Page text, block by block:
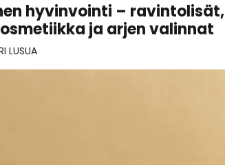
hyvinvointi – ravintolisät,
ja arjen valinnat
LUSUA